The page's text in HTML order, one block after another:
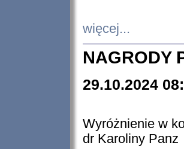
więcej...
NAGRODY
29.10.2024
Wyróżnienie w
dr Karoliny Panz